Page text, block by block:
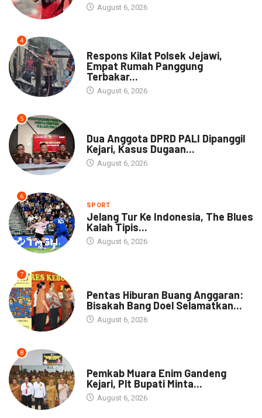
August 6, 2026
4
Respons Kilat Polsek Jejawi,
Empat Rumah Panggung
Terbakar...
August 6, 2026
5
Dua Anggota DPRD PALI Dipanggil
Kejari, Kasus Dugaan...
August 6, 2026
6
SPORT
Jelang Tur Ke Indonesia, The Blues
Kalah Tipis...
August 6, 2026
7
Pentas Hiburan Buang Anggaran:
Bisakah Bang Doel Selamatkan...
August 6, 2026
8
Pemkab Muara Enim Gandeng
Kejari, Plt Bupati Minta...
August 6, 2026